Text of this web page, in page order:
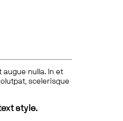
nulla. In et
scelerisque
style.